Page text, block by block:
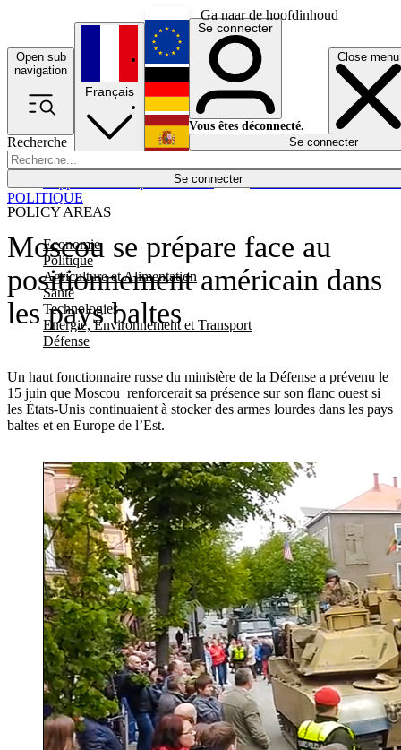
Ga naar de hoofdinhoud
Open sub
navigation
Close menu
Recherche
Se connecter
POLICY AREAS
Economie
Politique
Agriculture et Alimentation
Santé
Technologies
Energie, Environnement et Transport
Défense
Économie
Français
English
Deutsch
Español
Se connecter
Vous êtes déconnecté.
Se connecter
Moscou se prépare face au
positionnement américain dans
les pays baltes
Un haut fonctionnaire russe du ministère de la Défense a prévenu le
15 juin que Moscou renforcerait sa présence sur son flanc ouest si
les États-Unis continuaient à stocker des armes lourdes dans les pays
baltes et en Europe de l’Est.
POLITIQUE